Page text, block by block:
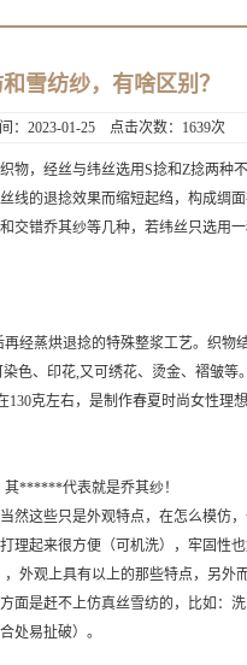
雪纺纱，有啥区别？
：2023-01-25 点击次数：1639次
，经丝与纬丝选用S捻和Z捻两种
线的退捻效果而缩短起绉，构成绸
交错乔其纱等几种，若纬丝只选用
蒸烘退捻的特殊整浆工艺。织物
色、印花,又可绣花、烫金、褶皱
克左右，是制作春夏时尚女性理
******代表就是乔其纱！
这些只是外观特点，在怎么模仿
理起来很方便（可机洗），牢固性也
观上具有以上的那些特点，另外
是赶不上仿真丝雪纺的，比如：
处易扯破）。